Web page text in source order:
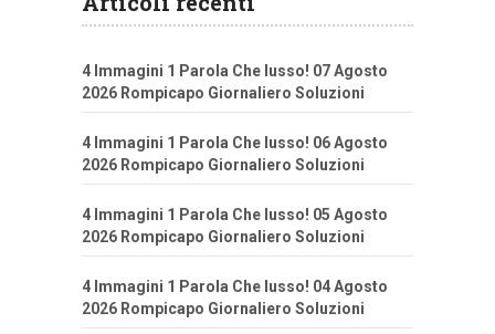
4 Immagini 1 Parola Che lusso! 07 Agosto
2026 Rompicapo Giornaliero Soluzioni
4 Immagini 1 Parola Che lusso! 06 Agosto
2026 Rompicapo Giornaliero Soluzioni
4 Immagini 1 Parola Che lusso! 05 Agosto
2026 Rompicapo Giornaliero Soluzioni
4 Immagini 1 Parola Che lusso! 04 Agosto
2026 Rompicapo Giornaliero Soluzioni